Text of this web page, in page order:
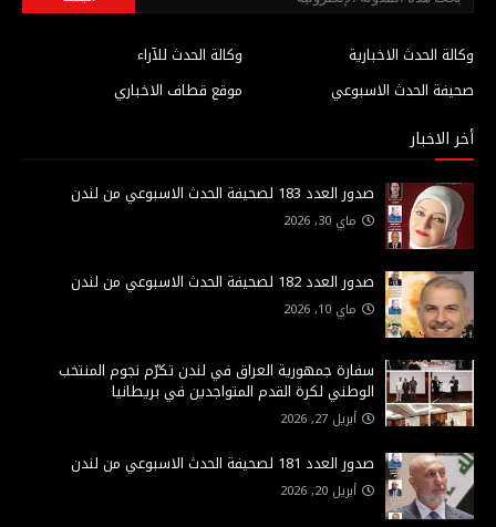
وكالة الحدث للآراء
وكالة الحدث الاخبارية
موقع قطاف الاخباري
صحيفة الحدث الاسبوعي
أخر الاخبار
صدور العدد 183 لصحيفة الحدث الاسبوعي من لندن
ماي 30, 2026
صدور العدد 182 لصحيفة الحدث الاسبوعي من لندن
ماي 10, 2026
سفارة جمهورية العراق في لندن تكرّم نجوم المنتخب
الوطني لكرة القدم المتواجدين في بريطانيا
أبريل 27, 2026
صدور العدد 181 لصحيفة الحدث الاسبوعي من لندن
أبريل 20, 2026